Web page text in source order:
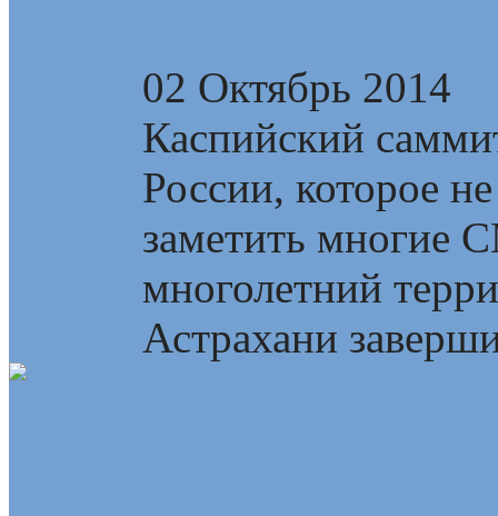
02 Октябрь 2014
Каспийский
России, которое
заметить многие
многолетний
Астрахани